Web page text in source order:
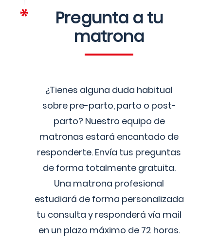
Pregunta a tu
matrona
¿Tienes alguna duda habitual
sobre pre-parto, parto o post-
parto? Nuestro equipo de
matronas estará encantado de
responderte. Envía tus preguntas
de forma totalmente gratuita.
Una matrona profesional
estudiará de forma personalizada
tu consulta y responderá vía mail
en un plazo máximo de 72 horas.